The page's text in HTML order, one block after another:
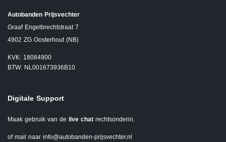
Autobanden Prijsvechter
Graaf Engelbrechtstraat 7
4902 ZG Oosterhout (NB)
KVK: 18084900
BTW: NL001673936B10
Digitale Support
Maak gebruik van de live chat rechtsonderin.
of mail naar info@autobanden-prijsvechter.nl